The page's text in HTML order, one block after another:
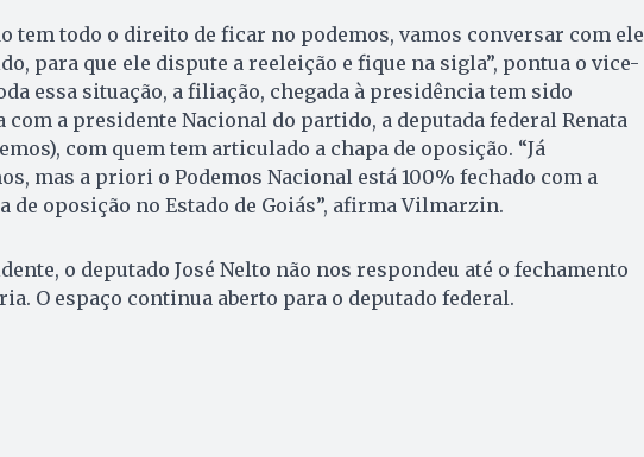
tem todo o direito de ficar no podemos, vamos conversar com ele
para que ele dispute a reeleição e fique na sigla”, pontua o vice-
essa situação, a filiação, chegada à presidência tem sido
com a presidente Nacional do partido, a deputada federal Renata
com quem tem articulado a chapa de oposição. “Já
mas a priori o Podemos Nacional está 100% fechado com a
de oposição no Estado de Goiás”, afirma Vilmarzin.
o deputado José Nelto não nos respondeu até o fechamento
O espaço continua aberto para o deputado federal.